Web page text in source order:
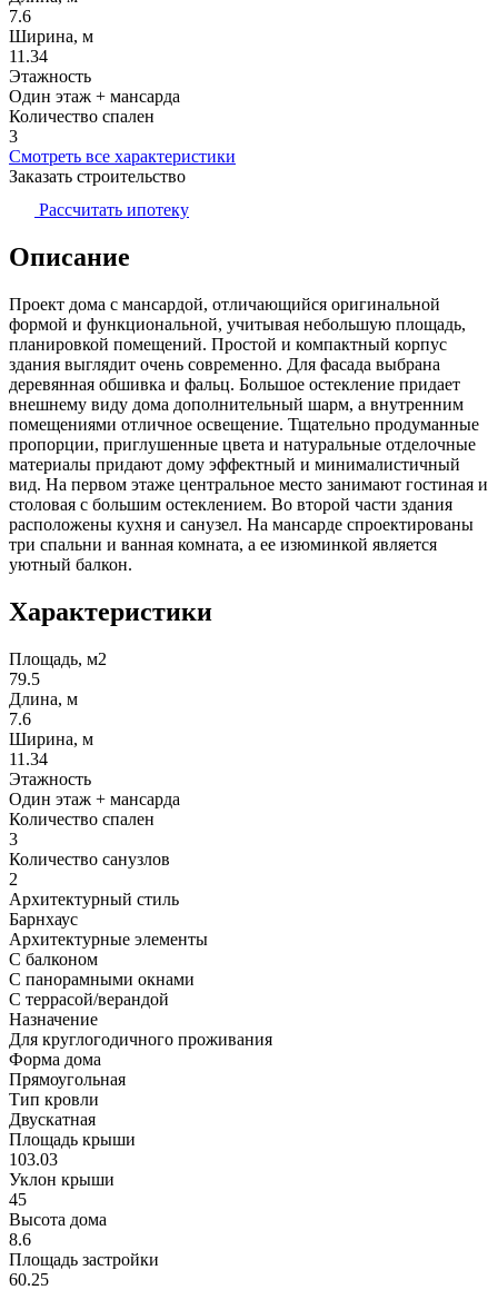
7.6
Ширина, м
11.34
Этажность
Один этаж + мансарда
Количество спален
3
Смотреть все характеристики
Заказать строительство
Рассчитать ипотеку
Описание
Проект дома с мансардой, отличающийся оригинальной
формой и функциональной, учитывая небольшую площадь,
планировкой помещений. Простой и компактный корпус
здания выглядит очень современно. Для фасада выбрана
деревянная обшивка и фальц. Большое остекление придает
внешнему виду дома дополнительный шарм, а внутренним
помещениями отличное освещение. Тщательно продуманные
пропорции, приглушенные цвета и натуральные отделочные
материалы придают дому эффектный и минималистичный
вид. На первом этаже центральное место занимают гостиная и
столовая с большим остеклением. Во второй части здания
расположены кухня и санузел. На мансарде спроектированы
три спальни и ванная комната, а ее изюминкой является
уютный балкон.
Характеристики
Площадь, м2
79.5
Длина, м
7.6
Ширина, м
11.34
Этажность
Один этаж + мансарда
Количество спален
3
Количество санузлов
2
Архитектурный стиль
Барнхаус
Архитектурные элементы
С балконом
С панорамными окнами
С террасой/верандой
Назначение
Для круглогодичного проживания
Форма дома
Прямоугольная
Тип кровли
Двускатная
Площадь крыши
103.03
Уклон крыши
45
Высота дома
8.6
Площадь застройки
60.25